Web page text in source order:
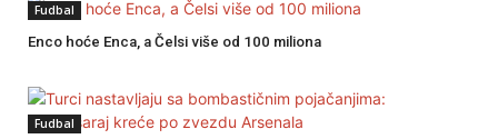
Fudbal
Enco hoće Enca, a Čelsi više od 100 miliona
Fudbal